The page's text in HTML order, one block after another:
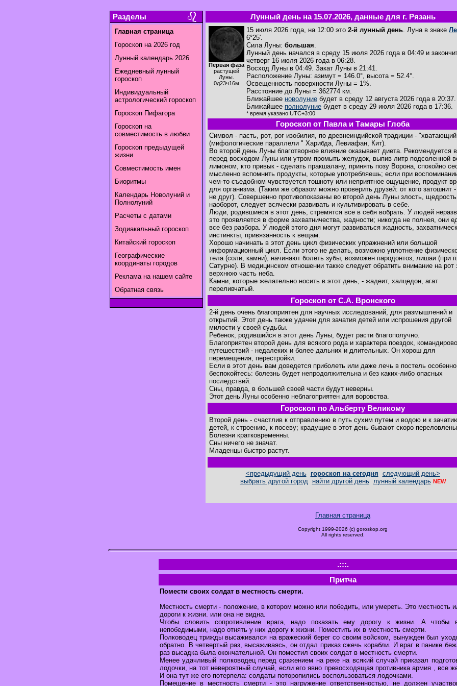
Разделы
Главная страница
Гороскоп на 2026 год
Лунный календарь 2026
Ежедневный лунный
гороскоп
Индивидуальный
астрологический гороскоп
Гороскоп Пифагора
Гороскоп на
совместимость в любви
Гороскоп предыдущей
жизни
Совместимость имен
Биоритмы
Календарь Новолуний и
Полнолуний
Расчеты с датами
Зодиакальный гороскоп
Китайский гороскоп
Географические
координаты городов
Реклама на нашем сайте
Обратная связь
Лунный день на 15.07.2026, данные для г. Рязань
Первая фаза
растущей
Луны.
0д23ч16м
15 июля 2026 года, на 12:00 это 2-й лунный день. Луна в знаке
6°25'.
Сила Луны: большая.
Лунный день начался в среду 15 июля 2026 года в 04:49 и
четверг 16 июля 2026 года в 06:28.
Восход Луны в 04:49. Закат Луны в 21:41.
Расположение Луны: азимут = 146.0°, высота = 52.4°.
Освещенность поверхности Луны = 1%.
Расстояние до Луны = 362774 км.
Ближайшее новолуние будет в среду 12 августа 2026 года в 20:37.
Ближайшее полнолуние будет в среду 29 июля 2026 года в 17:36.
* время указано UTC+3:00
Гороскоп от Павла и Тамары Глоба
Символ - пасть, рот, рог изобилия, по древнеиндийской традиции -
(мифологические параллели " Харибда, Левиафан, Кит).
Во второй день Луны благотворное влияние оказывает диета. Рекомендуется
перед восходом Луны или утром промыть желудок, выпив литр подсоленной
лимоном, кто привык - сделать пракшалану, принять позу Ворона, спокойно
мысленно вспомнить продукты, которые употребляешь; если при
чем-то съедобном чувствуется тошноту или неприятное ощущение, продукт
для организма. (Таким же образом можно проверить друзей: от кого затошнит -
не друг). Совершенно противопоказаны во второй день Луны злость,
наоборот, следует всячески развивать и культивировать в себе.
Люди, родившиеся в этот день, стремятся все в себя вобрать. У людей
это проявляется в форме захватничества, жадности; никогда не полнея, они
все без разбора. У людей этого дня могут развиваться жадность,
инстинкты, привязанность к вещам.
Хорошо начинать в этот день цикл физических упражнений или большой
информационный цикл. Если этого не делать, возможно уплотнение
тела (соли, камни), начинают болеть зубы, возможен пародонтоз, лишаи (при
Сатурне). В медицинском отношении также следует обратить внимание на рот
верхнюю часть неба.
Камни, которые желательно носить в этот день, - жадеит, халцедон, агат
переливчатый.
Гороскоп от С.А. Вронского
2-й день очень благоприятен для научных исследований, для размышлений и
открытий. Этот день также удачен для зачатия детей или испрошения другой
милости у своей судьбы.
Ребенок, родившийся в этот день Луны, будет расти благополучно.
Благоприятен второй день для всякого рода и характера поездок,
путешествий - недалеких и более дальних и длительных. Он хорош для
перемещения, перестройки.
Если в этот день вам доведется приболеть или даже лечь в постель
беспокойтесь: болезнь будет непродолжительна и без каких-либо опасных
последствий.
Сны, правда, в большей своей части будут неверны.
Этот день Луны особенно неблагоприятен для воровства.
Гороскоп по Альберту Великому
Второй день - счастлив к отправлению в путь сухим путем и водою и к
детей, к строению, к посеву; крадущие в этот день бывают скоро
Болезни кратковременны.
Сны ничего не значат.
Младенцы быстро растут.
<предыдущий день гороскоп на сегодня следующий день>
выбрать другой город
найти другой день лунный календарь NEW
Главная страница
Copyright 1999-2026 (c) goroskop.org
All rights reserved.
.:::.
Притча
Помести своих солдат в местность смерти.
Местность смерти - положение, в котором можно или победить, или умереть. Это местность
дороги к жизни. или она не видна.
Чтобы словить сопротивление врага, надо показать ему дорогу к жизни. А чтобы
непобедимыми, надо отнять у них дорогу к жизни. Поместить их в местность смерти.
Полководец трижды высаживался на вражеский берег со своим войском, вынужден был
обратно. В четвертый раз, высаживаясь, он отдал приказ сжечь корабли. И враг в панике
раз высадка была окончательной. Он поместил своих солдат в местность смерти.
Менее удачливый полководец перед сражением на реке на всякий случай приказал
лодочки, на тот невероятный случай, если его явно превосходящая противника армия , все
И она тут же его потерпела: солдаты поторопились воспользоваться лодочками.
Помещение в местность смерти - это нагружение ответственностью, не должен